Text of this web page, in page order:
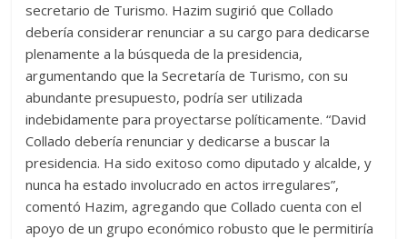
secretario de Turismo. Hazim sugirió que Collado
debería considerar renunciar a su cargo para dedicarse
plenamente a la búsqueda de la presidencia,
argumentando que la Secretaría de Turismo, con su
abundante presupuesto, podría ser utilizada
indebidamente para proyectarse políticamente. “David
Collado debería renunciar y dedicarse a buscar la
presidencia. Ha sido exitoso como diputado y alcalde, y
nunca ha estado involucrado en actos irregulares”,
comentó Hazim, agregando que Collado cuenta con el
apoyo de un grupo económico robusto que le permitiría